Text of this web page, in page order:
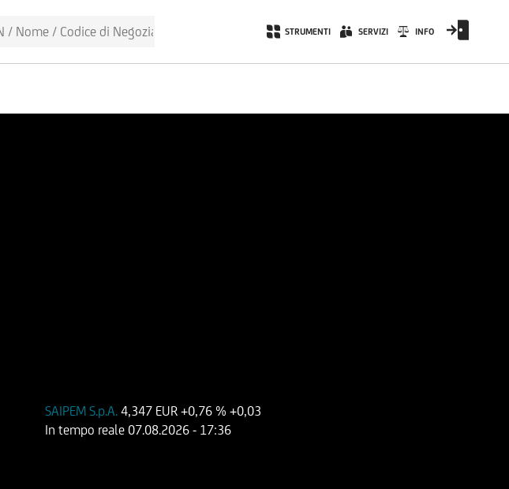
STRUMENTI SERVIZI INFO
SAIPEM S.p.A.4,347 EUR +0,76 %+0,03
In tempo reale 07.08.2026 - 17:36